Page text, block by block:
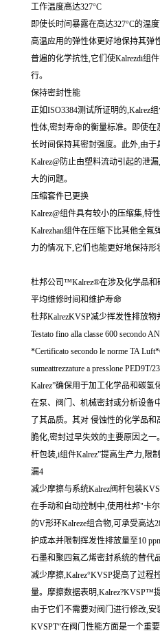
工作温度高达327°C
即使长时间暴露在高达327°C的温
高温应用的弹性体更好地保持其弹
普遍的化学抗性,它们使Kalrezdi组
行。
保持密封性能
正如ISO3384测试所证明的,Kalrez
性体,密封寿命的衡量标准。即使在
长时间保持其密封强度。此外,由
Kalrez@防止由塑料流动引起的泄
大的问题。
压缩套件已更换
Kalrez@组件具有较小的压缩集,特
Kalrezhan组件在压缩下比其他全
力的情况下,它们也能更好地保持形
杜邦公司™Kalrez®在涉及化学品和
平均维修时间和维护寿命
杜邦KalrezKVSP减少挥发性排放物
Testato fino alla classe 600 secondo
*Certificato secondo le norme TA
sumeattrezzature a presslone PED9T/
Kalrez”确保用于加工化学品和碳氢
在泵、阀门、机械密封或分析设备
了其品质。其对 侵蚀性的化学品
脆化,密封过早失效的主要原因之
杆包装,i组件Kalrez”提高生产力,限
漏4
减少摩擦与系统Kalrez阀杆包装
在手动和自动控制中,使用杜邦"卡
的V形环Kalreze组合物,可承受高达
护成本并限制挥发性排放量至10
石墨和聚四氟乙烯密封系统的替代品
减少摩擦,Kalrez°KVSP提高了过程
量。摩擦数据表明,Kalrez?KVSP™
由于它们不需要对阀门进行修改,
KVSPT“在阀门性能方面是一个重要